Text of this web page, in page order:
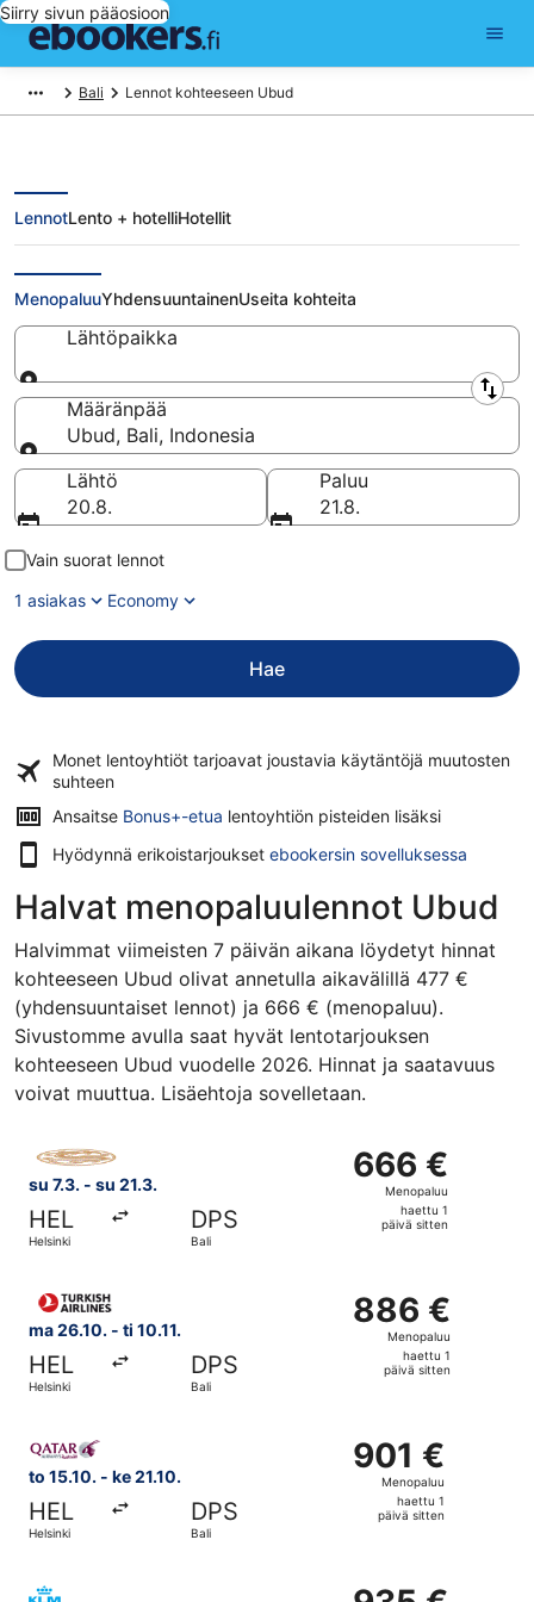
Siirry sivun pääosioon
Bali Lennot kohteeseen Ubud
Halvat lennot Ubud
LennotLento + hotelliHotellit
MenopaluuYhdensuuntainenUseita kohteita
Lähtöpaikka
Lähtöpaikka
Määränpää
Ubud, Bali, Indonesia
Määränpää
Lähtö
20.8.
Paluu
21.8.
Vain suorat lennot
1 asiakas
Economy
Hae
Monet lentoyhtiöt tarjoavat joustavia käytäntöjä muutosten
suhteen
Ansaitse Bonus+-etua lentoyhtiön pisteiden lisäksi
Hyödynnä erikoistarjoukset ebookersin sovelluksessa
Halvat menopaluulennot Ubud
Halvimmat viimeisten 7 päivän aikana löydetyt hinnat
kohteeseen Ubud olivat annetulla aikavälillä 477 €
(yhdensuuntaiset lennot) ja 666 € (menopaluu).
Sivustomme avulla saat hyvät lentotarjouksen
kohteeseen Ubud vuodelle 2026. Hinnat ja saatavuus
voivat muuttua. Lisäehtoja sovelletaan.
su 7.3. - su 21.3.
HEL
Helsinki
DPS
Bali
666 €
Menopaluu,
haettu
666 €
Menopaluu
haettu 1
päivä sitten
Valitse lentoyhtiön Juneyao Air lento, lähtö su 7.3.
ma 26.10. - ti 10.11.
HEL
Helsinki
DPS
Bali
886 €
Menopaluu,
haettu
886 €
Menopaluu
haettu 1
päivä sitten
Valitse lentoyhtiön Turkish Airlines lento, lähtö ma
to 15.10. - ke 21.10.
HEL
Helsinki
DPS
Bali
901 €
Menopaluu,
haettu
901 €
Menopaluu
haettu 1
päivä sitten
935 €